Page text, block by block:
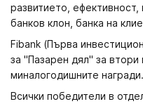
развитието,
банков клон, банка на
Fibank (Първа
за "Пазарен дял" за
миналогодишните награди.
Всички победители в